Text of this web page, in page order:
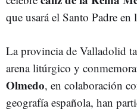
que usará el Santo Padre en
La provincia de Valladolid
arena litúrgico y
Olmedo, en colaboración
geografía española, han